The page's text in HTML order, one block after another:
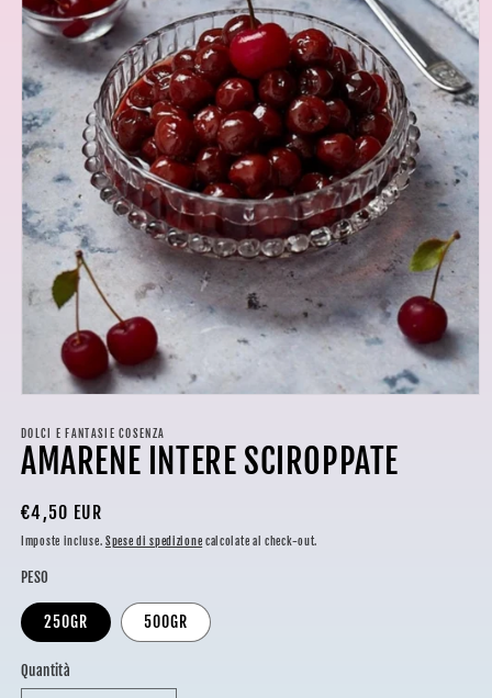
multimediali
1
in
DOLCI E FANTASIE COSENZA
AMARENE INTERE SCIROPPATE
Prezzo
di
€4,50 EUR
Imposte incluse. Spese di spedizione calcolate al check-out.
PESO
250GR 500GR
Quantità